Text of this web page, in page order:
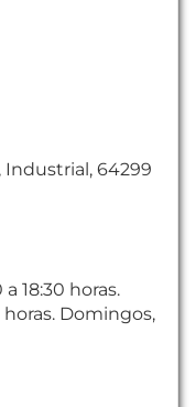
Industrial, 64299
18:30 horas.
horas. Domingos,